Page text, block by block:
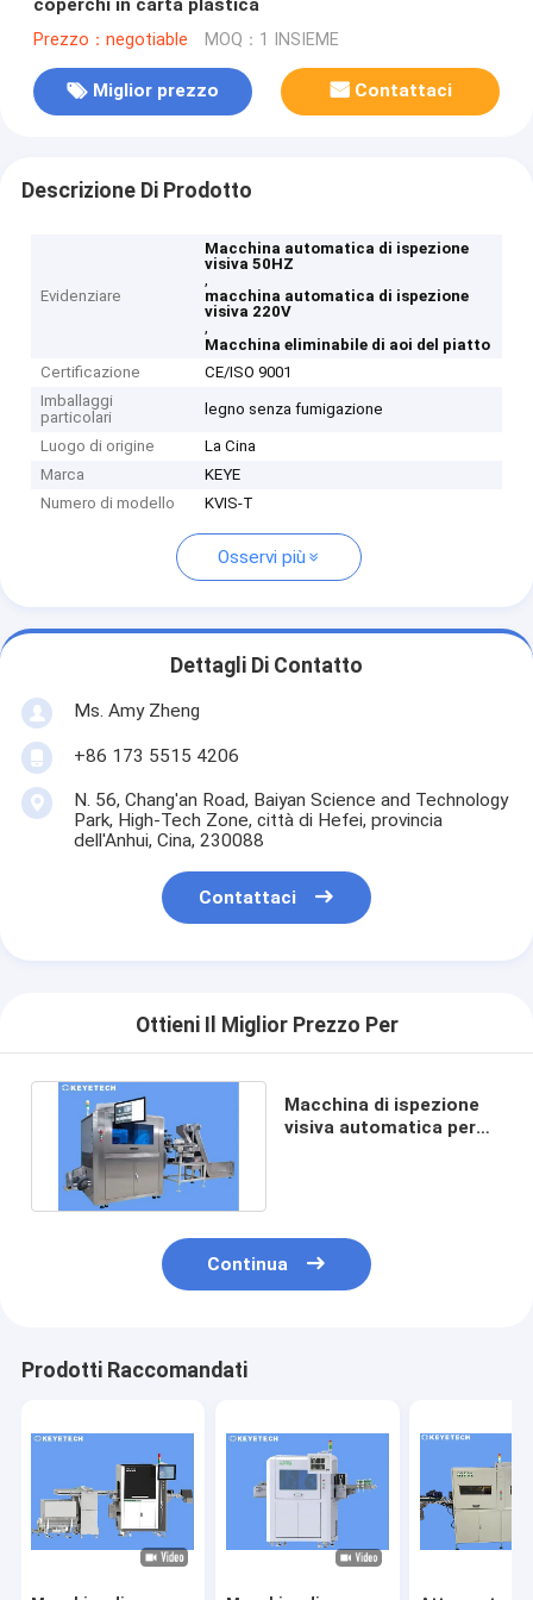
coperchi in carta plastica
Prezzo：negotiable MOQ：1 INSIEME
Miglior prezzo Contattaci
Descrizione Di Prodotto
Evidenziare
Macchina automatica di ispezione
visiva 50HZ
,
macchina automatica di ispezione
visiva 220V
,
Macchina eliminabile di aoi del piatto
Certificazione
CE/ISO 9001
Imballaggi
particolari
legno senza fumigazione
Luogo di origine
La Cina
Marca
KEYE
Numero di modello
KVIS-T
Osservi più
Dettagli Di Contatto
Ms. Amy Zheng
+86 173 5515 4206
N. 56, Chang'an Road, Baiyan Science and Technology
Park, High-Tech Zone, città di Hefei, provincia
dell'Anhui, Cina, 230088
Contattaci
Ottieni Il Miglior Prezzo Per
Macchina di ispezione
visiva automatica per
Continua
Prodotti Raccomandati